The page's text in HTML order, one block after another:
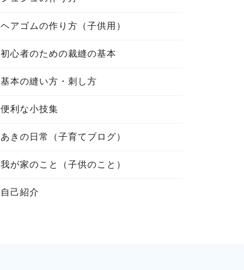
ヘアゴムの作り方（子供用）
初心者のための裁縫の基本
基本の縫い方・刺し方
便利な小技集
あきの日常（子育てブログ）
我が家のこと（子供のこと）
自己紹介